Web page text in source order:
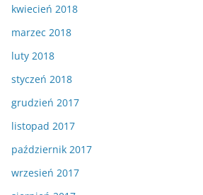
kwiecień 2018
marzec 2018
luty 2018
styczeń 2018
grudzień 2017
listopad 2017
październik 2017
wrzesień 2017